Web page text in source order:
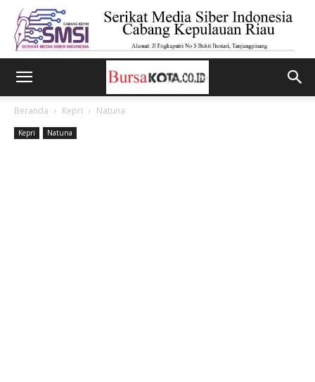
Beranda Kepri Natuna
Kepri Natuna